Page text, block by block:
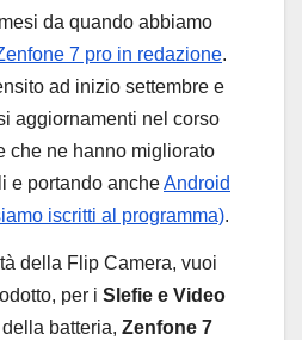
da quando abbiamo
7 pro in redazione.
ad inizio settembre e
aggiornamenti nel corso
che ne hanno migliorato
e portando ancheAndroid
iscritti al programma).
della Flip Camera, vuoi
per i Slefie e Video
batteria, Zenfone 7